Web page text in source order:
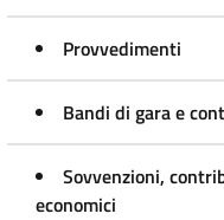
Provvedimenti
Bandi di gara e
Sovvenzioni,
economici